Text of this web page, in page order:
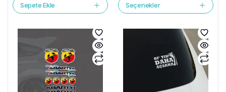
Sepete Ekle Seçenekler